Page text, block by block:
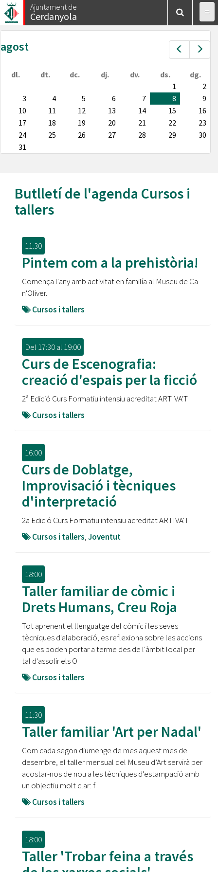
Vés
al
contingut
Ajuntament de
Cerdanyola
Prev
agost
dl. dt. dc. dj. dv. ds.
dg.
1
2
3
4 5 6 7 8
9
10
11 12 13 14 15
16
17
18 19 20 21 22
23
24
25 26 27 28 29
30
31
Butlletí de l'agenda Cursos i
tallers
11:30
Pintem com a la prehistòria!
Comença l'any amb activitat en familía al Museu de Ca
n'Oliver.
Cursos i tallers
Del 17:30al 19:00
Curs de Escenografia:
creació d'espais per la ficció
2ª Edició Curs Formatiu intensiu acreditat ARTIVA'T
Cursos i tallers
16:00
Curs de Doblatge,
Improvisació i tècniques
d'interpretació
2a Edició Curs Formatiu intensiu acreditat ARTIVA'T
Cursos i tallers,Joventut
18:00
Taller familiar de còmic i
Drets Humans, Creu Roja
Tot aprenent el llenguatge del còmic i les seves
tècniques d'elaboració, es reflexiona sobre les accions
que es poden portar a terme des de l'àmbit local per
tal d'assolir els O
Cursos i tallers
11:30
Taller familiar 'Art per Nadal'
Com cada segon diumenge de mes aquest mes de
desembre, el taller mensual del Museu d’Art servirà per
acostar-nos de nou a les tècniques d’estampació amb
un objectiu molt clar: f
Cursos i tallers
18:00
Taller 'Trobar feina a través